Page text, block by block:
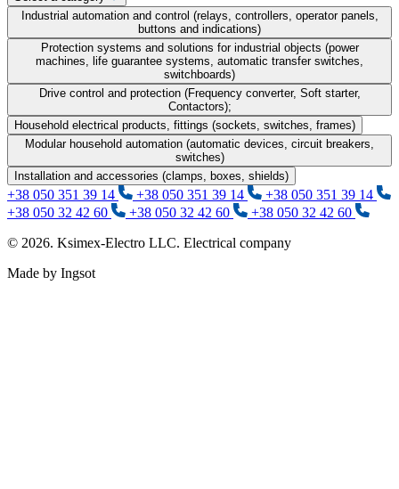
Industrial automation and control (relays, controllers, operator panels,
buttons and indications)
Protection systems and solutions for industrial objects (power
machines, life guarantee systems, automatic transfer switches,
switchboards)
Drive control and protection (Frequency converter, Soft starter,
Contactors);
Household electrical products, fittings (sockets, switches, frames)
Modular household automation (automatic devices, circuit breakers,
switches)
Installation and accessories (clamps, boxes, shields)
+38 050 351 39 14 +38 050 351 39 14
+38 050 351 39 14
+38 050 32 42 60
+38 050 32 42 60
+38 050 32 42 60
© 2026. Ksimex-Electro LLC. Electrical company
Made by Ingsot